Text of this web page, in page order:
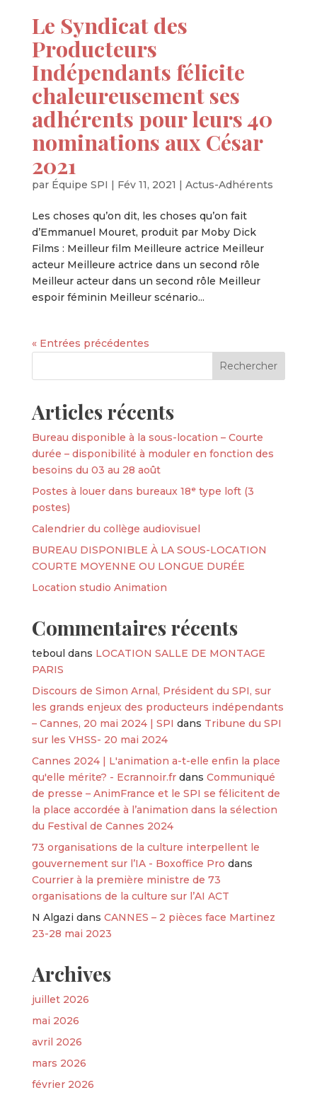
Le Syndicat des
Producteurs
Indépendants félicite
chaleureusement ses
adhérents pour leurs 40
nominations aux César
2021
par Équipe SPI | Fév 11, 2021 | Actus-Adhérents
Les choses qu’on dit, les choses qu’on fait
d’Emmanuel Mouret, produit par Moby Dick
Films : Meilleur film Meilleure actrice Meilleur
acteur Meilleure actrice dans un second rôle
Meilleur acteur dans un second rôle Meilleur
espoir féminin Meilleur scénario...
« Entrées précédentes
Articles récents
Bureau disponible à la sous-location – Courte
durée – disponibilité à moduler en fonction des
besoins du 03 au 28 août
Postes à louer dans bureaux 18ᵉ type loft (3
postes)
Calendrier du collège audiovisuel
BUREAU DISPONIBLE À LA SOUS-LOCATION
COURTE MOYENNE OU LONGUE DURÉE
Location studio Animation
Commentaires récents
teboul dans LOCATION SALLE DE MONTAGE
PARIS
Discours de Simon Arnal, Président du SPI, sur
les grands enjeux des producteurs indépendants
– Cannes, 20 mai 2024 | SPI dans Tribune du SPI
sur les VHSS- 20 mai 2024
Cannes 2024 | L'animation a-t-elle enfin la place
qu'elle mérite? - Ecrannoir.frdans Communiqué
de presse – AnimFrance et le SPI se félicitent de
la place accordée à l’animation dans la sélection
du Festival de Cannes 2024
73 organisations de la culture interpellent le
gouvernement sur l’IA - Boxoffice Pro dans
Courrier à la première ministre de 73
organisations de la culture sur l’AI ACT
N Algazi dans CANNES – 2 pièces face Martinez
23-28 mai 2023
Archives
juillet 2026
mai 2026
avril 2026
mars 2026
février 2026